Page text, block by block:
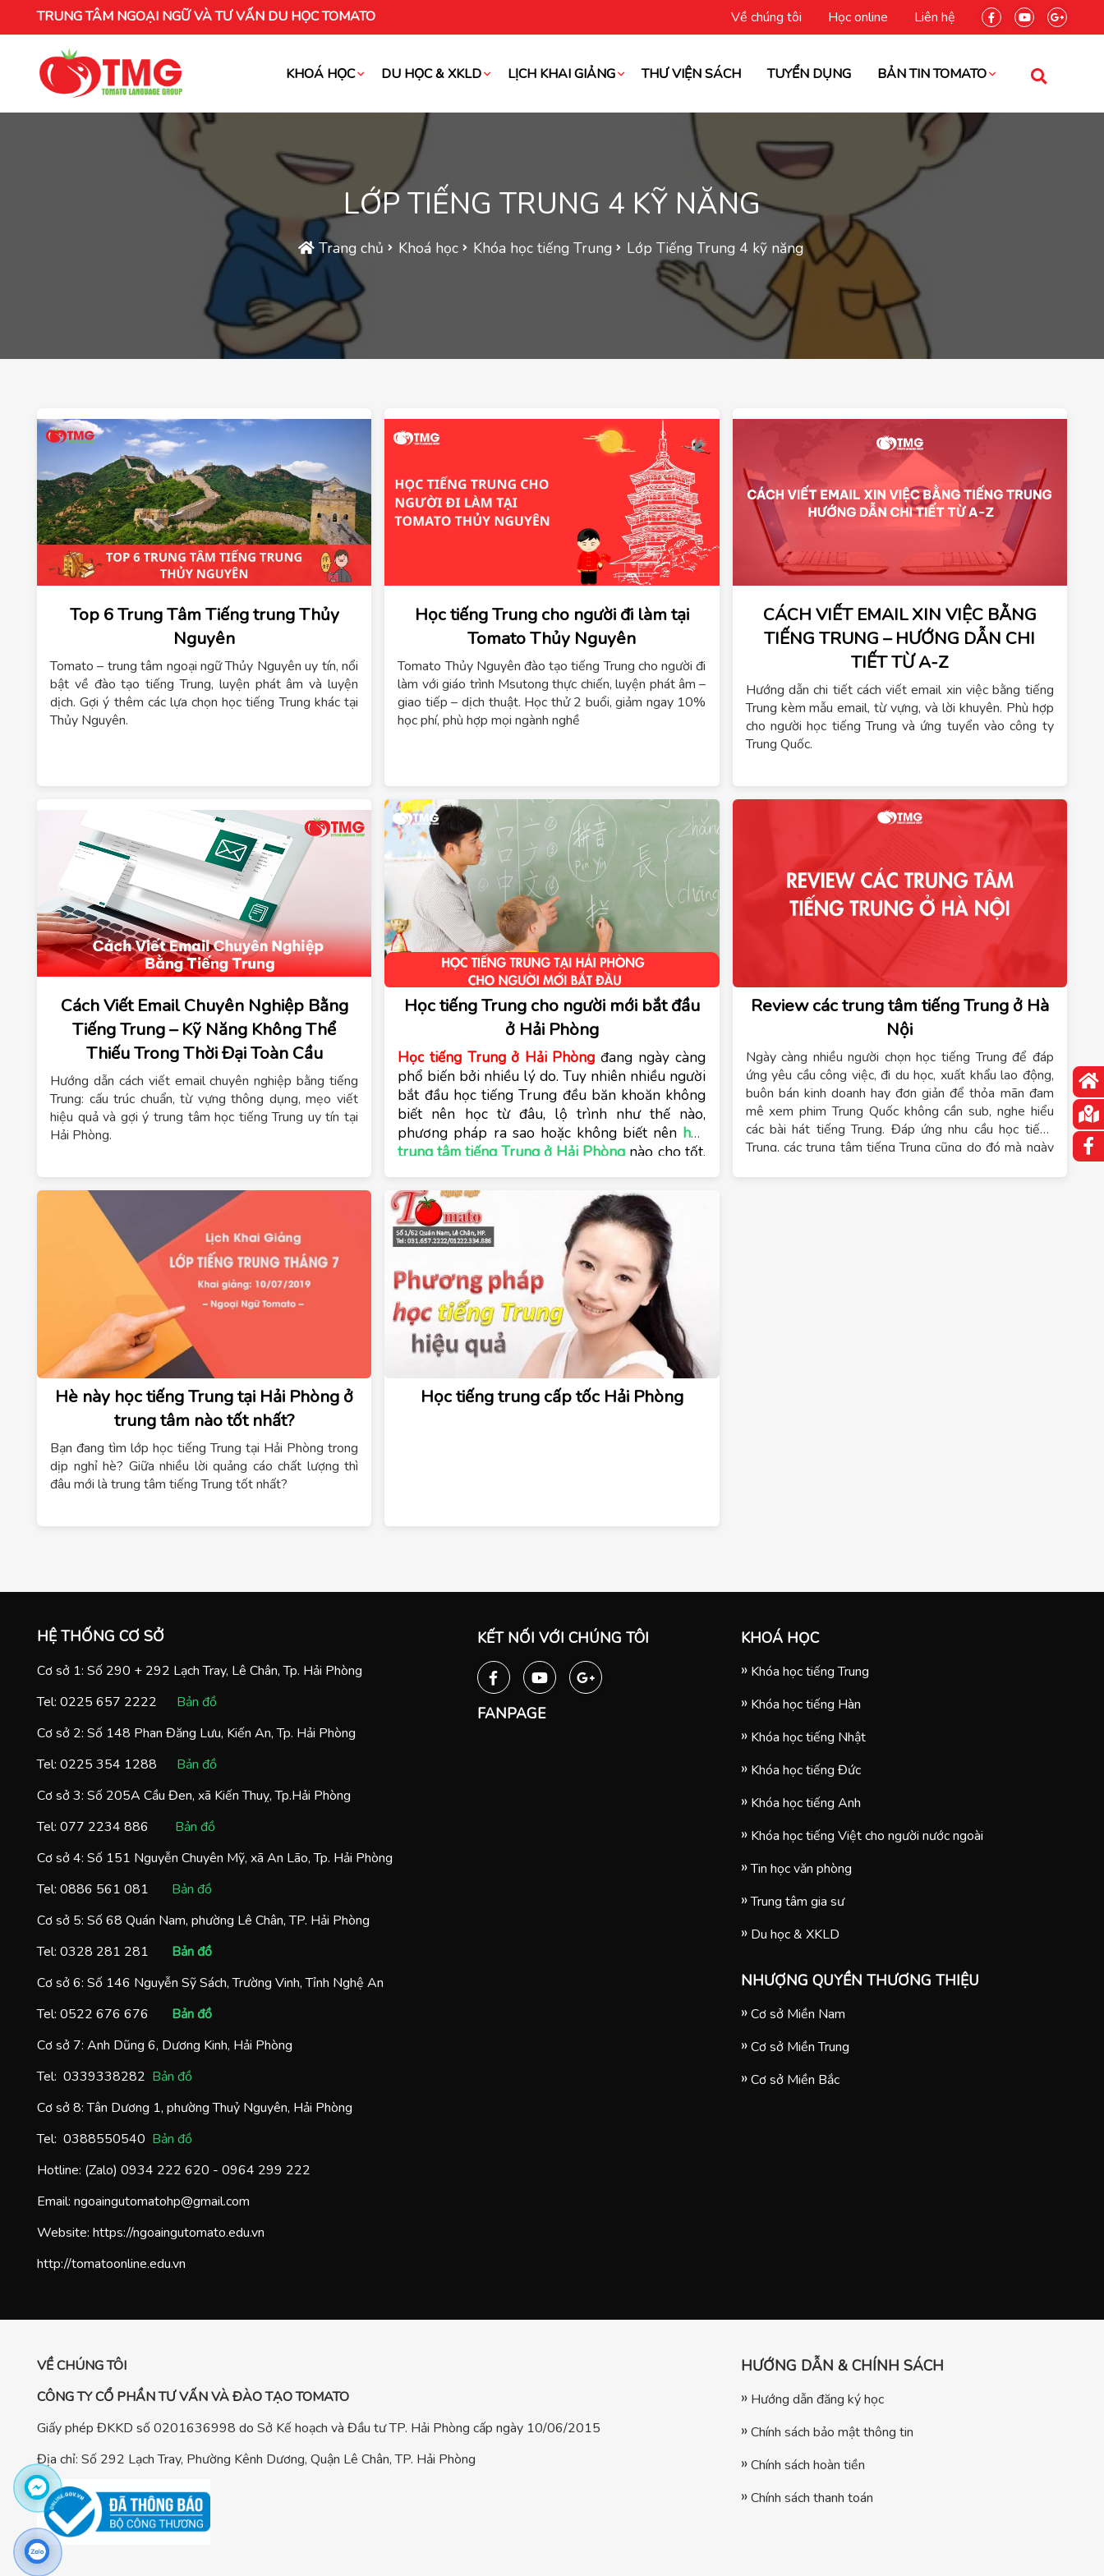
TRUNG TÂM NGOẠI NGỮ VÀ TƯ VẤN DU HỌC TOMATO Về chúng tôi Học online Liên hệ
KHOÁ HỌC DU HỌC & XKLD LỊCH KHAI GIẢNG THƯ VIỆN SÁCH TUYỂN DỤNG BẢN TIN TOMATO
LỚP TIẾNG TRUNG 4 KỸ NĂNG
Trang chủ Khoá học Khóa học tiếng Trung Lớp Tiếng Trung 4 kỹ năng
Top 6 Trung Tâm Tiếng trung Thủy
Nguyên
Tomato – trung tâm ngoại ngữ Thủy Nguyên uy tín, nổi
bật về đào tạo tiếng Trung, luyện phát âm và luyện
dịch. Gợi ý thêm các lựa chọn học tiếng Trung khác tại
Thủy Nguyên.
Học tiếng Trung cho người đi làm tại
Tomato Thủy Nguyên
Tomato Thủy Nguyên đào tạo tiếng Trung cho người đi
làm với giáo trình Msutong thực chiến, luyện phát âm –
giao tiếp – dịch thuật. Học thử 2 buổi, giảm ngay 10%
học phí, phù hợp mọi ngành nghề
CÁCH VIẾT EMAIL XIN VIỆC BẰNG
TIẾNG TRUNG – HƯỚNG DẪN CHI
TIẾT TỪ A-Z
Hướng dẫn chi tiết cách viết email xin việc bằng tiếng
Trung kèm mẫu email, từ vựng, và lời khuyên. Phù hợp
cho người học tiếng Trung và ứng tuyển vào công ty
Trung Quốc.
Cách Viết Email Chuyên Nghiệp Bằng
Tiếng Trung – Kỹ Năng Không Thể
Thiếu Trong Thời Đại Toàn Cầu
Hướng dẫn cách viết email chuyên nghiệp bằng tiếng
Trung: cấu trúc chuẩn, từ vựng thông dụng, mẹo viết
hiệu quả và gợi ý trung tâm học tiếng Trung uy tín tại
Hải Phòng.
Học tiếng Trung cho người mới bắt đầu
ở Hải Phòng
Học tiếng Trung ở Hải Phòng đang ngày càng
phổ biến bởi nhiều lý do. Tuy nhiên nhiều người
bắt đầu học tiếng Trung đều băn khoăn không
biết nên học từ đâu, lộ trình như thế nào,
phương pháp ra sao hoặc không biết nên học
trung tâm tiếng Trung ở Hải Phòng nào cho tốt.
trong bài viết dưới đây.
Review các trung tâm tiếng Trung ở Hà
Nội
Ngày càng nhiều người chọn học tiếng Trung để đáp
ứng yêu cầu công việc, đi du học, xuất khẩu lao động,
buôn bán kinh doanh hay đơn giản để thỏa mãn đam
mê xem phim Trung Quốc không cần sub, nghe hiểu
các bài hát tiếng Trung. Đáp ứng nhu cầu học tiếng
Trung, các trung tâm tiếng Trung cũng do đó mà ngày
Hè này học tiếng Trung tại Hải Phòng ở
trung tâm nào tốt nhất?
Bạn đang tìm lớp học tiếng Trung tại Hải Phòng trong
dịp nghỉ hè? Giữa nhiều lời quảng cáo chất lượng thì
đâu mới là trung tâm tiếng Trung tốt nhất?
Học tiếng trung cấp tốc Hải Phòng
KHOÁ HỌC
Khóa học tiếng Trung
Khóa học tiếng Hàn
Khóa học tiếng Nhật
Khóa học tiếng Đức
Khóa học tiếng Anh
Khóa học tiếng Việt cho người nước ngoài
Tin học văn phòng
Trung tâm gia sư
Du học & XKLD
NHƯỢNG QUYỀN THƯƠNG THIỆU
Cơ sở Miền Nam
Cơ sở Miền Trung
Cơ sở Miền Bắc
HỆ THỐNG CƠ SỞ
Cơ sở 1: Số 290 + 292 Lạch Tray, Lê Chân, Tp. Hải Phòng
Tel: 0225 657 2222
Bản đồ
Cơ sở 2: Số 148 Phan Đăng Lưu, Kiến An, Tp. Hải Phòng
Tel: 0225 354 1288
Bản đồ
Cơ sở 3: Số 205A Cầu Đen, xã Kiến Thuỵ, Tp.Hải Phòng
Tel: 077 2234 886
Bản đồ
Cơ sở 4: Số 151 Nguyễn Chuyên Mỹ, xã An Lão, Tp. Hải Phòng
Tel: 0886 561 081
Bản đồ
Cơ sở 5: Số 68 Quán Nam, phường Lê Chân, TP. Hải Phòng
Tel: 0328 281 281
Bản đồ
Cơ sở 6: Số 146 Nguyễn Sỹ Sách, Trường Vinh, Tỉnh Nghệ An
Tel: 0522 676 676
Bản đồ
Cơ sở 7: Anh Dũng 6, Dương Kinh, Hải Phòng
Tel: 0339338282 Bản đồ
Cơ sở 8: Tân Dương 1, phường Thuỷ Nguyên, Hải Phòng
Tel: 0388550540 Bản đồ
Hotline: (Zalo) 0934 222 620 - 0964 299 222
Email: ngoaingutomatohp@gmail.com
Website: https://ngoaingutomato.edu.vn
http://tomatoonline.edu.vn
KẾT NỐI VỚI CHÚNG TÔI
FANPAGE
HƯỚNG DẪN & CHÍNH SÁCH
Hướng dẫn đăng ký học
Chính sách bảo mật thông tin
Chính sách hoàn tiền
Chính sách thanh toán
VỀ CHÚNG TÔI
CÔNG TY CỔ PHẦN TƯ VẤN VÀ ĐÀO TẠO TOMATO
Giấy phép ĐKKD số 0201636998 do Sở Kế hoạch và Đầu tư TP. Hải Phòng cấp ngày 10/06/2015
Địa chỉ: Số 292 Lạch Tray, Phường Kênh Dương, Quận Lê Chân, TP. Hải Phòng